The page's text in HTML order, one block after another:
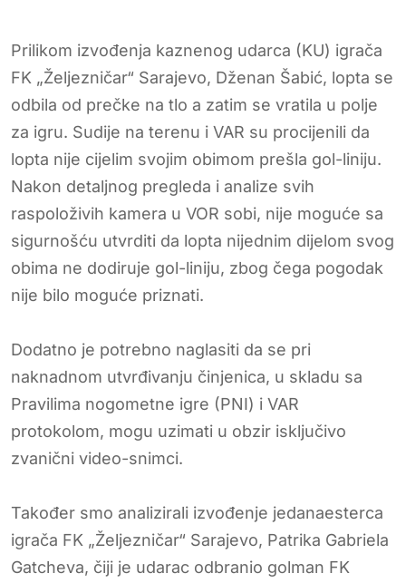
Prilikom izvođenja kaznenog udarca (KU) igrača
FK „Željezničar“ Sarajevo, Dženan Šabić, lopta se
odbila od prečke na tlo a zatim se vratila u polje
za igru. Sudije na terenu i VAR su procijenili da
lopta nije cijelim svojim obimom prešla gol-liniju.
Nakon detaljnog pregleda i analize svih
raspoloživih kamera u VOR sobi, nije moguće sa
sigurnošću utvrditi da lopta nijednim dijelom svog
obima ne dodiruje gol-liniju, zbog čega pogodak
nije bilo moguće priznati.
Dodatno je potrebno naglasiti da se pri
naknadnom utvrđivanju činjenica, u skladu sa
Pravilima nogometne igre (PNI) i VAR
protokolom, mogu uzimati u obzir isključivo
zvanični video-snimci.
Također smo analizirali izvođenje jedanaesterca
igrača FK „Željezničar“ Sarajevo, Patrika Gabriela
Gatcheva, čiji je udarac odbranio golman FK